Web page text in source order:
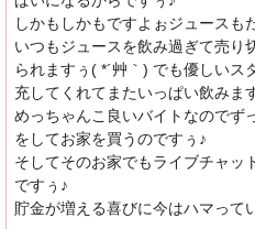
しかもしかもですよぉジュースも
いつもジュースを飲み過ぎて売り
られますぅ( *´艸｀) でも優しい
充してくれてまたいっぱい飲みま
めっちゃんこ良いバイトなのでず
をしてお家を買うのですぅ♪
そしてそのお家でもライブチャッ
ですぅ♪
貯金が増える喜びに今はハマって